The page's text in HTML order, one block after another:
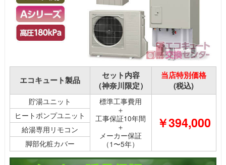
エコキュート製品
セット内容
（神奈川限定）
当店特別価格
(税込)
貯湯ユニット
標準工事費用
＋
工事保証10年間
＋
メーカー保証
（1〜5年）
￥394,000
ヒートポンプユニット
給湯専用リモコン
脚部化粧カバー